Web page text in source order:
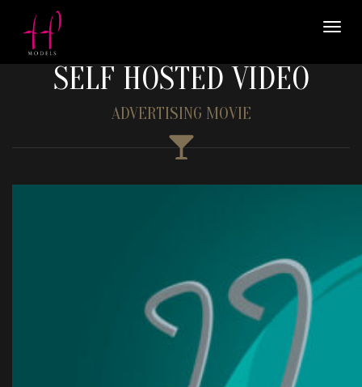
SELF HOSTED VIDEO
ADVERTISING MOVIE